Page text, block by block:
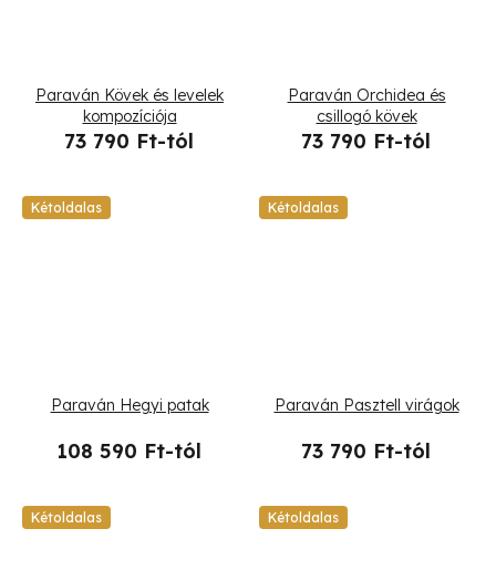
Paraván Kövek és levelek
kompozíciója
73 790 Ft-tól
Paraván Orchidea és
csillogó kövek
73 790 Ft-tól
Kétoldalas
Paraván Hegyi patak
108 590 Ft-tól
Kétoldalas
Paraván Pasztell virágok
73 790 Ft-tól
Kétoldalas Kétoldalas